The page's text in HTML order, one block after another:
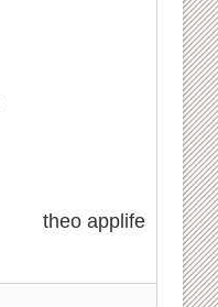
theo applife